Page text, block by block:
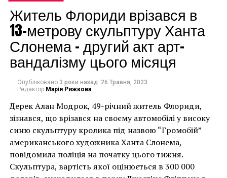
Скульптура была собрана в Будапеште и отправлена ​​
чем 1000 отдельных предметов. На строительство
потребовалось более 150 человек, но для Шока
время и усилия были достойными конечного
результата.
Чоловік позує під макетом чайки, яка ось-ось
накинеться на упаковку чіпсів – сюжет графіті, що
має ознаки вуличного художника Бенксі, на стіні в
Лоустофті на східному узбережжі Англії 8 серпня 2021
року. (Фото Джастіна Талліса / AFP)
Житель Флориди врізався в
13-метрову скульптуру Ханта
Слонема – другий акт арт-
вандалізму цього місяця
Опубліковано 3 роки назад 26 Травня, 2023
Редактор Марія Рижкова
Дерек Алан Модрок, 49-річний житель Флориди,
зізнався, що врізався на своєму автомобілі у високу
синю скульптуру кролика під назвою “Громобій”
американського художника Ханта Слонема,
повідомила поліція на початку цього тижня.
Скульптура, вартість якої оцінюється в 300 000